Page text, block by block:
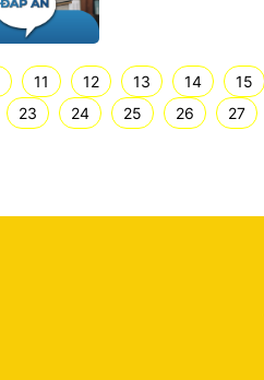
11 12 13 14 15
23 24 25 26 27